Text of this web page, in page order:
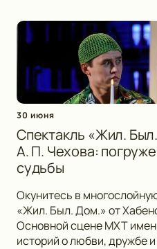
30 июня
Спектакль «Жил.
А. П. Чехова:
судьбы
Окунитесь в
«Жил. Был. Дом.» от
Основной сцене МХТ
историй о любви, дружбе